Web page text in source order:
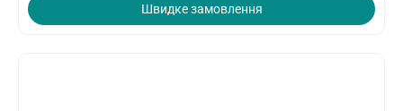
Швидке замовлення